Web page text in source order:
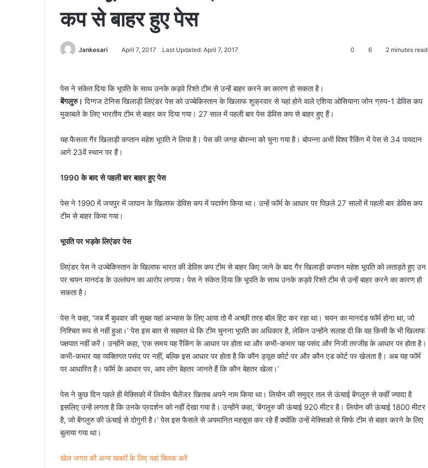
कप से बाहर हुए पेस
Jankesari April 7, 2017 Last Updated: April 7, 2017 0 6 2 minutes read
पेस ने संकेत दिया कि भूपति के साथ उनके कड़वे रिश्ते टीम से उन्हें बाहर करने का कारण हो सकता है।
बेंगलुरु।दिग्गज टेनिस खिलाड़ी लिएंडर पेस को उज्बेकिस्तान के खिलाफ शुक्रवार से यहां होने वाले एशिया ओसियाना जोन ग्रुप-1 डेविस कप
मुकाबले के लिए भारतीय टीम से बाहर कर दिया गया। 27 साल में पहली बार पेस डेविस कप से बाहर हुए हैं।
यह फैसला गैर खिलाड़ी कप्तान महेश भूपति ने लिया है। पेस की जगह बोपन्ना को चुना गया है। बोपन्ना अभी विश्व रैंकिंग में पेस से 34 पायदान
आगे 23वें स्थान पर हैं।
1990 के बाद से पहली बार बाहर हुए पेस
पेस ने 1990 में जयपुर में जापान के खिलाफ डेविस कप में पदार्पण किया था। उन्हें फॉर्म के आधार पर पिछले 27 सालों में पहली बार डेविस कप
टीम से बाहर किया गया।
भूपति पर भड़के लिएंडर पेस
लिएंडर पेस ने उज्बेकिस्तान के खिलाफ भारत की डेविस कप टीम से बाहर किए जाने के बाद गैर खिलाड़ी कप्तान महेश भूपति को लताड़ते हुए उन
पर चयन मानदंड के उल्लंघन का आरोप लगाया। पेस ने संकेत दिया कि भूपति के साथ उनके कड़वे रिश्ते टीम से उन्हें बाहर करने का कारण हो
सकता है।
पेस ने कहा, ‘जब मैं बुधवार की सुबह यहां अभ्यास के लिए आया तो मैं अच्छी तरह बॉल हिट कर रहा था। चयन का मानदंड फॉर्म होना था, जो
निश्चित रूप से नहीं हुआ।’ पेस इस बात से सहमत थे कि टीम चुनना भूपति का अधिकार है, लेकिन उन्होंने सलाह दी कि वह किसी के भी खिलाफ
पक्षपात नहीं करें। उन्होंने कहा, ‘एक समय यह रैंकिंग के आधार पर होता था और कभी-कभार यह पसंद और निजी तरजीह के आधार पर होता है।
कभी-कभार यह व्यक्तिगत पसंद पर नहीं, बल्कि इस आधार पर होता है कि कौन ड्यूस कोर्ट पर और कौन एड कोर्ट पर खेलता है। अब यह फॉर्म
पर आधारित है। फॉर्म के आधार पर, आप लोग बेहतर जानते हैं कि कौन बेहतर खेला।’
पेस ने कुछ दिन पहले ही मेक्सिको में लियोन चैलेंजर खिताब अपने नाम किया था। लियोन की समुद्र तल से ऊंचाई बेंगलुरु से कहीं ज्यादा है
इसलिए उन्हें लगता है कि उनके प्रदर्शन को नहीं देखा गया है। उन्होंने कहा, ‘बेंगलुरु की ऊंचाई 920 मीटर है। लियोन की ऊंचाई 1800 मीटर
है, जो बेंगलुरु की ऊंचाई से दोगुनी है।’ पेस इस फैसले से अपमानित महसूस कर रहे हैं क्योंकि उन्हें मेक्सिको से सिर्फ टीम से बाहर करने के लिए
बुलाया गया था।
खेल जगत की अन्य खबरों के लिए यहां क्लिक करें